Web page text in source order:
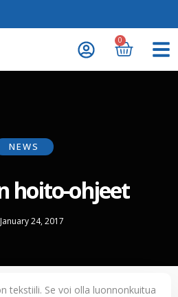
0
NEWS
hoito-ohjeet
January 24, 2017
tekstiili. Se voi olla luonnonkuitua